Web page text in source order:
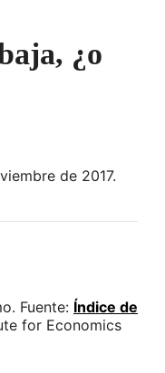
¿o
de 2017.
Fuente: Índice de
for Economics